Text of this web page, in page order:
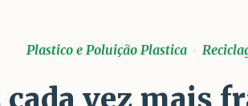
Plastico e Poluição Plastica